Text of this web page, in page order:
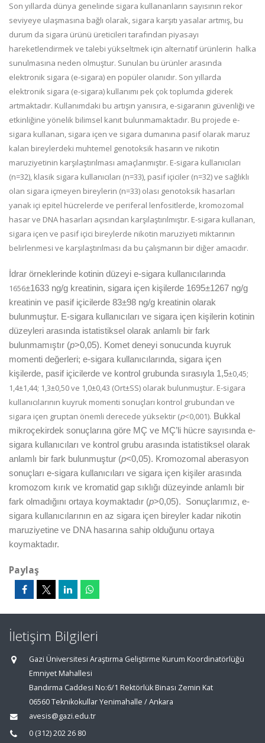
Son yıllarda dünya genelinde sigara kullananların sayısının rekor
seviyeye ulaşmasına bağlı olarak, sigara karşıtı yasalar artmış, bu
durum da sigara ürünü üreticileri tarafından piyasayı
hareketlendirmek ve talebi yükseltmek için alternatif ürünlerin halka
sunulmasına neden olmuştur. Sunulan bu ürünler arasında
elektronik sigara (e-sigara) en popüler olanıdır. Son yıllarda
elektronik sigara (e-sigara) kullanımı pek çok toplumda giderek
artmaktadır. Kullanımdaki bu artışın yanısıra, e-sigaranın güvenliği ve
etkinliğine yönelik bilimsel kanıt bulunmamaktadır. Bu projede e-
sigara kullanan, sigara içen ve sigara dumanına pasif olarak maruz
kalan bireylerdeki muhtemel genotoksik hasarın ve nikotin
maruziyetinin karşılaştırılması amaçlanmıştır. E-sigara kullanıcıları
(n=32), klasik sigara kullanıcıları (n=33), pasif içiciler (n=32) ve sağlıklı
olan sigara içmeyen bireylerin (n=33) olası genotoksik hasarları
yanak içi epitel hücrelerde ve periferal lenfositlerde, kromozomal
hasar ve DNA hasarları açısından karşılaştırılmıştır. E-sigara kullanan,
sigara içen ve pasif içici bireylerde nikotin maruziyeti miktarının
belirlenmesi ve karşılaştırılması da bu çalışmanın bir diğer amacıdır.
İdrar örneklerinde kotinin düzeyi e-sigara kullanıcılarında
1656±1633 ng/g kreatinin, sigara içen kişilerde 1695±1267 ng/g
kreatinin ve pasif içicilerde 83±98 ng/g kreatinin olarak
bulunmuştur. E-sigara kullanıcıları ve sigara içen kişilerin kotinin
düzeyleri arasında istatistiksel olarak anlamlı bir fark
bulunmamıştır (p>0,05). Komet deneyi sonucunda kuyruk
momenti değerleri; e-sigara kullanıcılarında, sigara içen
kişilerde, pasif içicilerde ve kontrol grubunda sırasıyla 1,5±0,45;
1,4±1,44; 1,3±0,50ve 1,0±0,43 (Ort±SS) olarak bulunmuştur. E-sigara
kullanıcılarının kuyruk momenti sonuçları kontrol grubundan ve
sigara içen gruptan önemli derecede yüksektir (p<0,001). Bukkal
mikroçekirdek sonuçlarına göre MÇ ve MÇ’li hücre sayısında e-
sigara kullanıcıları ve kontrol grubu arasında istatistiksel olarak
anlamlı bir fark bulunmuştur (p<0,05). Kromozomal aberasyon
sonuçları e-sigara kullanıcıları ve sigara içen kişiler arasında
kromozom kırık ve kromatid gap sıklığı düzeyinde anlamlı bir
fark olmadığını ortaya koymaktadır (p>0,05). Sonuçlarımız, e-
sigara kullanıcılarının en az sigara içen bireyler kadar nikotin
maruziyetine ve DNA hasarına sahip olduğunu ortaya
koymaktadır.
Paylaş
İletişim Bilgileri
Gazi Üniversitesi Araştırma Geliştirme Kurum Koordinatörlüğü
Emniyet Mahallesi
Bandırma Caddesi No:6/1 Rektörlük Binası Zemin Kat
06560 Teknikokullar Yenimahalle / Ankara
avesis@gazi.edu.tr
0 (312) 202 26 80